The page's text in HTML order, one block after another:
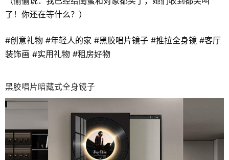
了！你还在等什么？）
#创意礼物 #年轻人的家 #黑胶唱片镜子 #推拉全身镜 #客厅
装饰画 #实用礼物 #租房好物
黑胶唱片暗藏式全身镜子